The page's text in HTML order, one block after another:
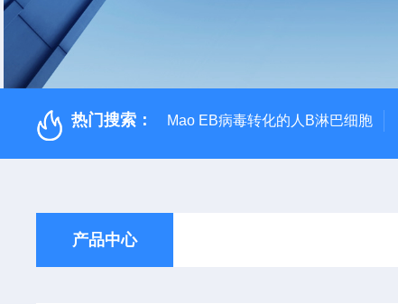
热门搜索： Mao EB病毒转化的人B淋巴细胞
产品中心